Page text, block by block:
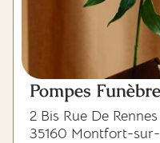
Pompes
2 Bis Rue De Rennes
35160 Montfort-